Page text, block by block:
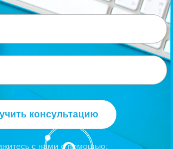
консультацию
с нами с помощью: